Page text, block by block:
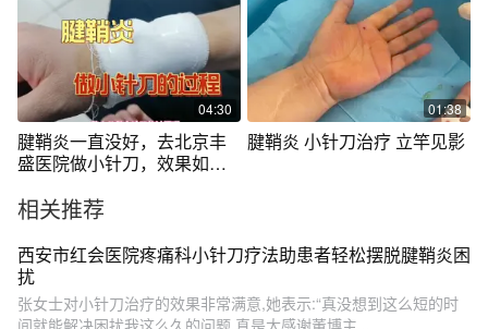
04:30
腱鞘炎一直没好，去北京丰
盛医院做小针刀，效果如
01:38
腱鞘炎 小针刀治疗 立竿见影
相关推荐
西安市红会医院疼痛科小针刀疗法助患者轻松摆脱腱鞘炎困
扰
张女士对小针刀治疗的效果非常满意,她表示:“真没想到这么短的时